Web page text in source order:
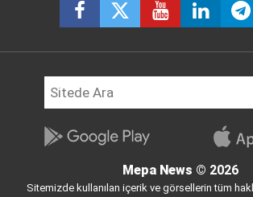
Mepa News © 2026
Sitemizde kullanılan içerik ve görsellerin tüm